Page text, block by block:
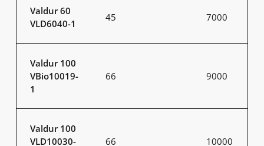
Valdur 60
VLD6040-1
45 7000
Valdur 100
VBio10019-
1
66 9000
Valdur 100
VLD10030-
66 10000